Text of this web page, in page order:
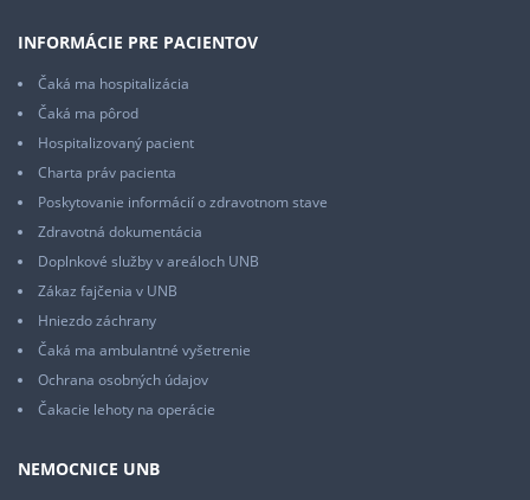
INFORMÁCIE PRE PACIENTOV
Čaká ma hospitalizácia
Čaká ma pôrod
Hospitalizovaný pacient
Charta práv pacienta
Poskytovanie informácií o zdravotnom stave
Zdravotná dokumentácia
Doplnkové služby v areáloch UNB
Zákaz fajčenia v UNB
Hniezdo záchrany
Čaká ma ambulantné vyšetrenie
Ochrana osobných údajov
Čakacie lehoty na operácie
NEMOCNICE UNB